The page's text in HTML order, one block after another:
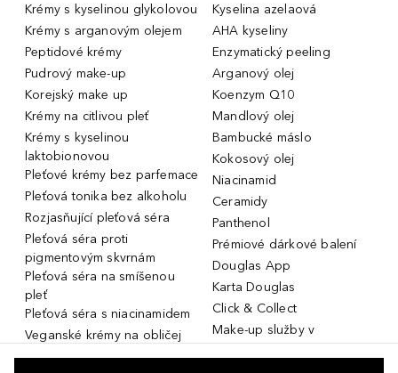
Krémy s kyselinou glykolovou
Krémy s arganovým olejem
Peptidové krémy
Pudrový make-up
Korejský make up
Krémy na citlivou pleť
Krémy s kyselinou
laktobionovou
Pleťové krémy bez parfemace
Pleťová tonika bez alkoholu
Rozjasňující pleťová séra
Pleťová séra proti
pigmentovým skvrnám
Pleťová séra na smíšenou
pleť
Pleťová séra s niacinamidem
Veganské krémy na obličej
Miniatury parfémů, cestovní
Kyselina azelaová
AHA kyseliny
Enzymatický peeling
Arganový olej
Koenzym Q10
Mandlový olej
Bambucké máslo
Kokosový olej
Niacinamid
Ceramidy
Panthenol
Prémiové dárkové balení
Douglas App
Karta Douglas
Click & Collect
Make-up služby v
parfumeriích Douglas